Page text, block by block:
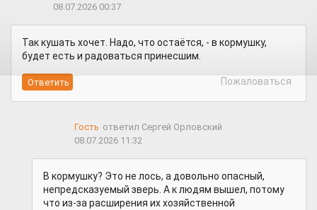
08.07.2026 00:37
Так кушать хочет. Надо, что остаётся, - в кормушку,
будет есть и радоваться принесшим.
Пожаловаться
Гость ответил Сергей Орловский
08.07.2026 11:32
В кормушку? Это не лось, а довольно опасный,
непредсказуемый зверь. А к людям вышел, потому
что из-за расширения их хозяйственной